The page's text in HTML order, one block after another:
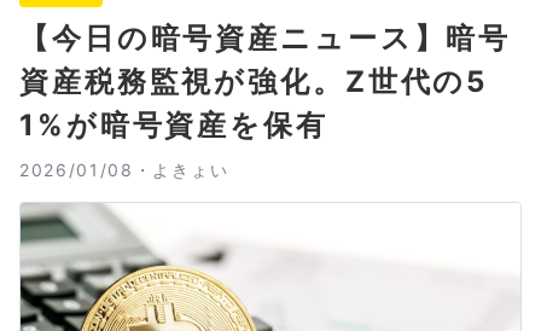
【今日の暗号資産ニュース】暗号
資産税務監視が強化。Z世代の5
1%が暗号資産を保有
2026/01/08・ よきょい